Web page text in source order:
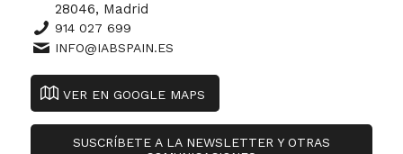
28046, Madrid
914 027 699
INFO@IABSPAIN.ES
VER EN GOOGLE MAPS
SUSCRÍBETE A LA NEWSLETTER Y OTRAS